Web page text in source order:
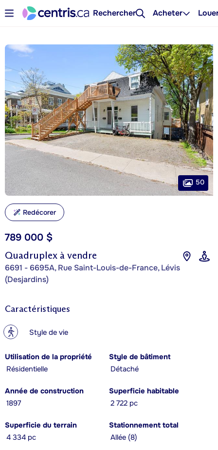
Rechercher Acheter
Quadruplex à vendre
6691 - 6695A, Rue Saint-Louis-de-France, Lévis
(Desjardins)
789 000 $
50
Redécorer
Caractéristiques
? Style de vie
Utilisation de la propriété
Résidentielle
Style de bâtiment
Détaché
Année de construction
1897
Superficie habitable
2 722 pc
Superficie du terrain
4 334 pc
Stationnement total
Allée (8)